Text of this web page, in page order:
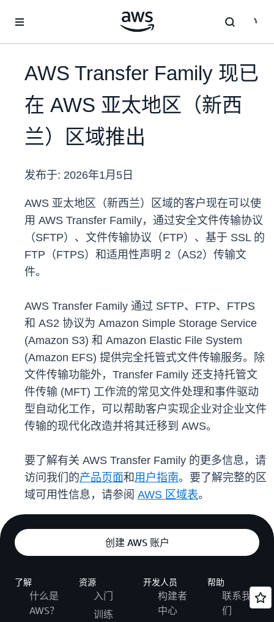
AWS Transfer Family 现已
在 AWS 亚太地区（新西
兰）区域推出
发布于: 2026年1月5日
AWS 亚太地区（新西兰）区域的客户现在可以使
用 AWS Transfer Family，通过安全文件传输协议
（SFTP）、文件传输协议（FTP）、基于 SSL 的
FTP（FTPS）和适用性声明 2（AS2）传输文
件。
AWS Transfer Family 通过 SFTP、FTP、FTPS
和 AS2 协议为 Amazon Simple Storage Service
(Amazon S3) 和 Amazon Elastic File System
(Amazon EFS) 提供完全托管式文件传输服务。除
文件传输功能外，Transfer Family 还支持托管文
件传输 (MFT) 工作流的常见文件处理和事件驱动
型自动化工作，可以帮助客户实现企业对企业文件
传输的现代化改造并将其迁移到 AWS。
要了解有关 AWS Transfer Family 的更多信息，请
访问我们的产品页面和 用户指南。要了解完整的区
域可用性信息，请参阅 AWS 区域表。
创建 AWS 账户
了解
什么是
AWS？
资源
入门
训练
开发人员
构建者
中心
帮助
联系我
们